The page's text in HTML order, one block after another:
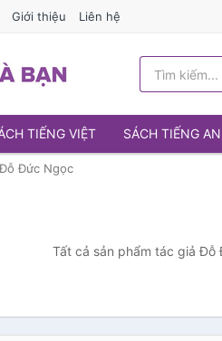
Giới thiệu Liên hệ
TIẾNG VIỆT SÁCH TIẾNG
Đỗ Đức Ngọc
Tất cả sản phẩm tác giả Đỗ